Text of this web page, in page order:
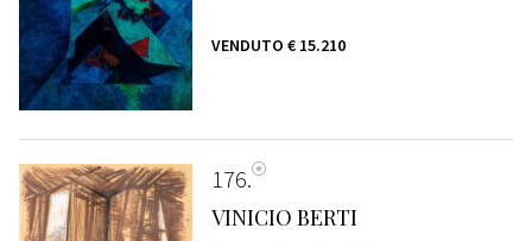
VENDUTO € 15.210
176
VINICIO BERTI